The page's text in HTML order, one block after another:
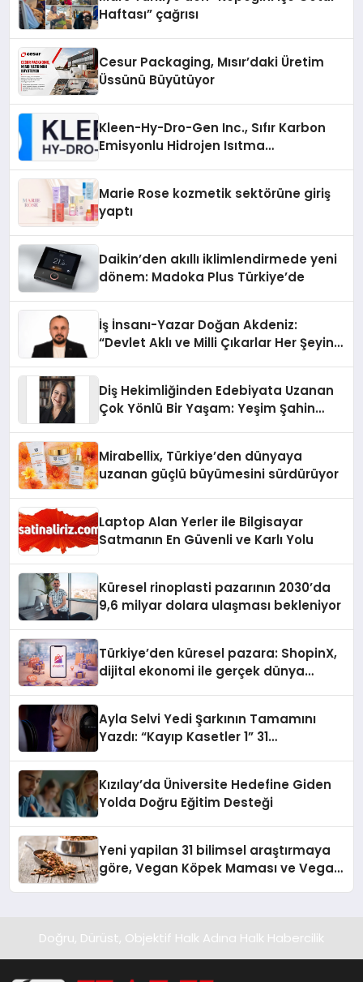
Haftası” çağrısı
Cesur Packaging, Mısır’daki Üretim
Üssünü Büyütüyor
Kleen-Hy-Dro-Gen Inc., Sıfır Karbon
Emisyonlu Hidrojen Isıtma
Marie Rose kozmetik sektörüne giriş
yaptı
Daikin’den akıllı iklimlendirmede yeni
dönem: Madoka Plus Türkiye’de
İş İnsanı-Yazar Doğan Akdeniz:
“Devlet Aklı ve Milli Çıkarlar Her Şeyin
Diş Hekimliğinden Edebiyata Uzanan
Çok Yönlü Bir Yaşam: Yeşim Şahin
Mirabellix, Türkiye’den dünyaya
uzanan güçlü büyümesini sürdürüyor
Laptop Alan Yerler ile Bilgisayar
Satmanın En Güvenli ve Karlı Yolu
Küresel rinoplasti pazarının 2030’da
9,6 milyar dolara ulaşması bekleniyor
Türkiye’den küresel pazara: ShopinX,
dijital ekonomi ile gerçek dünya
Ayla Selvi Yedi Şarkının Tamamını
Yazdı: “Kayıp Kasetler 1” 31
Kızılay’da Üniversite Hedefine Giden
Yolda Doğru Eğitim Desteği
Yeni yapilan 31 bilimsel araştırmaya
göre, Vegan Köpek Maması ve Vegan
Doğru, Dürüst, Objektif Halk Adına Halk Habercilik